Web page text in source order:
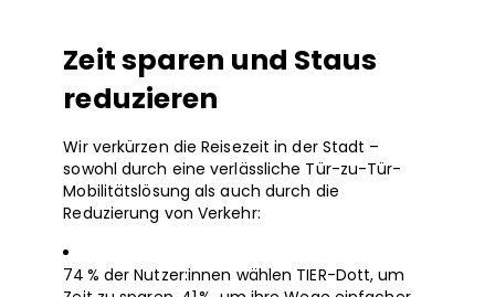
Zeit sparen und Staus
reduzieren
Wir verkürzen die Reisezeit in der Stadt –
sowohl durch eine verlässliche Tür-zu-Tür-
Mobilitätslösung als auch durch die
Reduzierung von Verkehr:
74 % der Nutzer:innen wählen TIER-Dott, um